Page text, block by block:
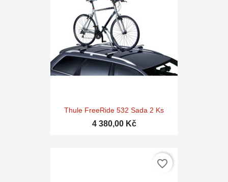
Thule FreeRide 532 Sada 2 Ks
4 380,00 Kč
favorite_border